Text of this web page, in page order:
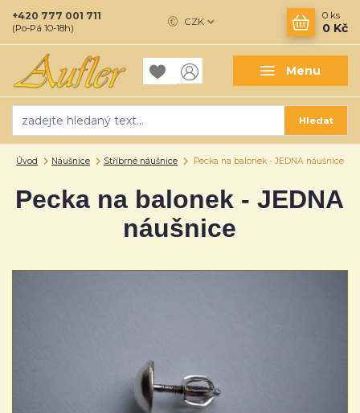
Menu
CZK
Hledat
+420 777 001 711
(Po-Pá 10-18h)
0 ks
0 Kč
Úvod Náušnice Stříbrné náušnice Pecka na balonek - JEDNA náušnice
Pecka na balonek - JEDNA
náušnice